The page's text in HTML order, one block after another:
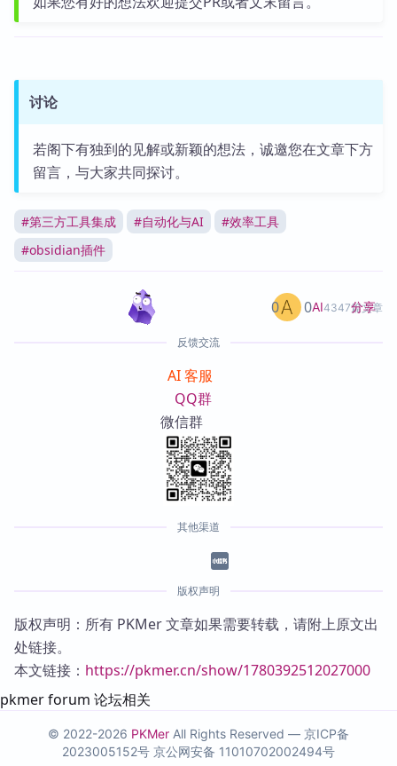
讨论
若阁下有独到的见解或新颖的想法，诚邀您在文章下方
留言，与大家共同探讨。
#第三方工具集成 #自动化与AI #效率工具
#obsidian插件
AI4347篇文章
0 0 分享
反馈交流
AI 客服
QQ群
微信群
其他渠道
版权声明
版权声明：所有 PKMer 文章如果需要转载，请附上原文出
处链接。
本文链接： https://pkmer.cn/show/1780392512027000
pkmer forum 论坛相关
© 2022-2026 PKMer All Rights Reserved — 京ICP备
2023005152号 京公网安备 11010702002494号